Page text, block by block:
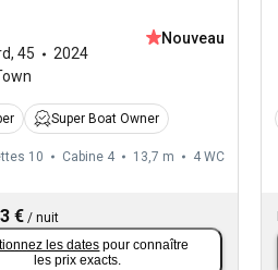
, 45
2024
Nouveau
Super Boat Owner
10 Cabine 4 13,7 m 4 WC
€/ nuit
les dates pour connaître
les prix exacts.